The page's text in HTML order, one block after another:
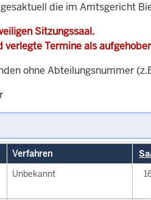
die im Amtsgericht
Sitzungssaal.
Termine als
ohne Abteilungsnummer
Verfahren
Unbekannt